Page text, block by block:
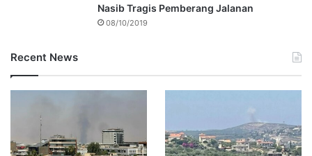
Nasib Tragis Pemberang Jalanan
08/10/2019
Recent News